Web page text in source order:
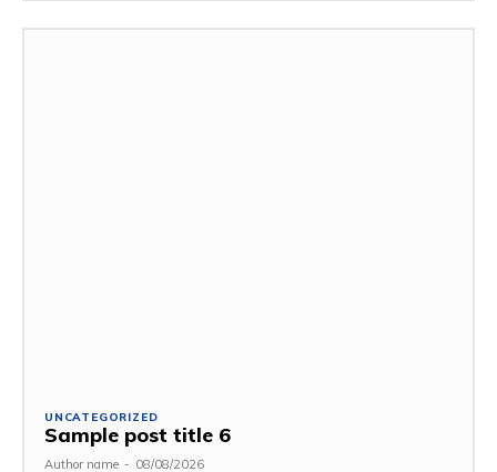
UNCATEGORIZED
Sample post title 6
Author name - 08/08/2026